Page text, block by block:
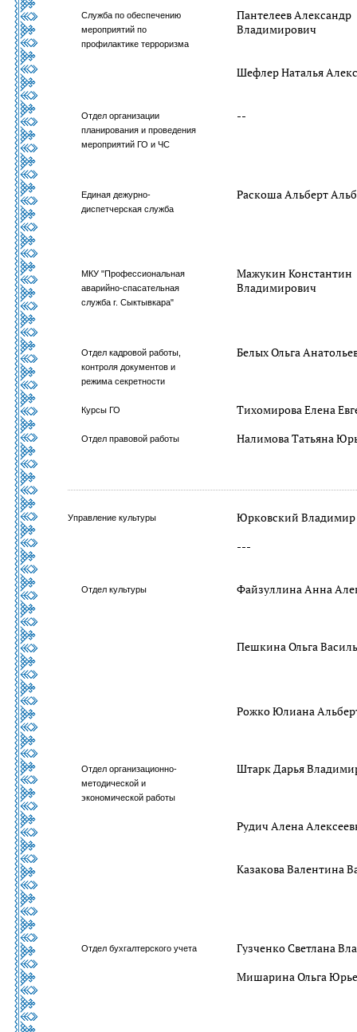
Служба по обеспечению
мероприятий по
профилактике терроризма
Пантелеев Александр
Владимирович
Шефлер Наталья
Отдел организации
планирования и проведения
мероприятий ГО и ЧС
--
Единая дежурно-
диспетчерская служба
Раскоша Альберт
МКУ "Профессиональная
аварийно-спасательная
служба г. Сыктывкара"
Мажукин Константин
Владимирович
Отдел кадровой работы,
контроля документов и
режима секретности
Белых Ольга
Курсы ГО Тихомирова Елена
Отдел правовой работы Налимова Татьяна
Управление культуры
Юрковский Владимир
---
Отдел культуры Файзуллина Анна
Пешкина Ольга
Рожко Юлиана
Отдел организационно-
методической и
экономической работы
Штарк Дарья
Рудич Алена
Казакова Валентина
Отдел бухгалтерского учета
Гузченко Светлана
Мишарина Ольга